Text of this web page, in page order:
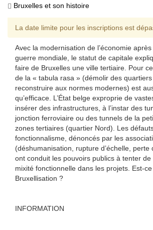
Bruxelles et son histoire
La date limite pour les inscriptions est
Avec la modernisation de l’économie
guerre mondiale, le statut de capitale
faire de Bruxelles une ville tertiaire. Pour
de la « tabula rasa » (démolir des
reconstruire aux normes modernes) est
qu’efficace. L’État belge exproprie de
insérer des infrastructures, à l’instar des
jonction ferroviaire ou des tunnels de la
zones tertiaires (quartier Nord). Les
fonctionnalisme, dénoncés par les
(déshumanisation, rupture d’échelle, perte
ont conduit les pouvoirs publics à tenter
mixité fonctionnelle dans les projets. Est-
Bruxellisation ?
INFORMATION